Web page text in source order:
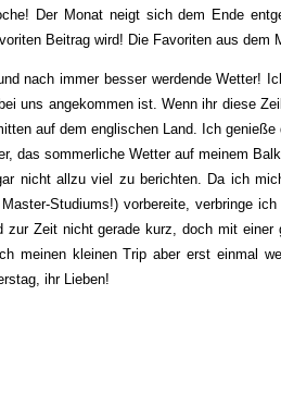
Der Monat neigt sich dem Ende
Beitrag wird! Die Favoriten aus dem
nach immer besser werdende Wetter!
uns angekommen ist. Wenn ihr diese
auf dem englischen Land. Ich
das sommerliche Wetter auf meinem
nicht allzu viel zu berichten. Da ich
Studiums!) vorbereite, verbringe
zur Zeit nicht gerade kurz, doch mit
meinen kleinen Trip aber erst einmal
ihr Lieben!